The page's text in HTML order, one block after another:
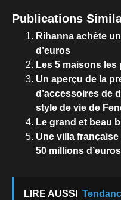
Publications
Rihanna achète
d’euros
Les 5 maisons
Un aperçu de la
d’accessoires de
style de vie de
Le grand et beau
Une villa
50 millions d’euros
LIRE AUSSI